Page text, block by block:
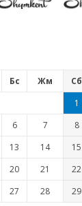
Бс Жм Сб
1
6 7 8
13 14 15
20 21 22
27 28 29